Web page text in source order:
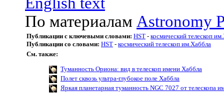
По материалам Astronomy
Публикации с ключевыми словами: HST - космический телескоп
Публикации со словами: HST - космический телескоп им.Хаббла
См. также:
Туманность Ориона: вид в телескоп имени Хаббла
Полет сквозь ультра-глубокое поле Хаббла
Яркая планетарная туманность NGC 7027 от телескопа